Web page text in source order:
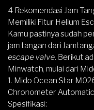
4 Rekomendasi Jam
Memiliki Fitur Helium
Kamu pastinya sudah
jam tangan dari
escape valve. Berikut
Minwatch, mulai dari
1. Mido Ocean Star
Chronometer
Spesifikasi: